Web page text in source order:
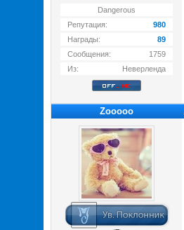
Dangerous
Репутация:
980
Награды:
89
Сообщения:
1759
Из:
Неверленда
Zooooo